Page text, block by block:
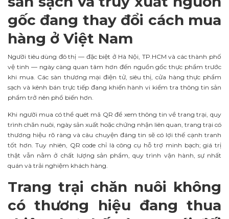
gốc đang thay đổi cách mua
hàng ở Việt Nam
Người tiêu dùng đô thị — đặc biệt ở Hà Nội, TP.HCM và các thành phố
vệ tinh — ngày càng quan tâm hơn đến nguồn gốc thực phẩm trước
khi mua. Các sàn thương mại điện tử, siêu thị, cửa hàng thực phẩm
sạch và kênh bán trực tiếp đang khiến hành vi kiểm tra thông tin sản
phẩm trở nên phổ biến hơn.
Khi người mua có thể quét mã QR để xem thông tin về trang trại, quy
trình chăn nuôi, ngày sản xuất hoặc chứng nhận liên quan, trang trại có
thương hiệu rõ ràng và câu chuyện đáng tin sẽ có lợi thế cạnh tranh
tốt hơn. Tuy nhiên, QR code chỉ là công cụ hỗ trợ minh bạch; giá trị
thật vẫn nằm ở chất lượng sản phẩm, quy trình vận hành, sự nhất
quán và trải nghiệm khách hàng.
Trang trại chăn nuôi không
có thương hiệu đang thua